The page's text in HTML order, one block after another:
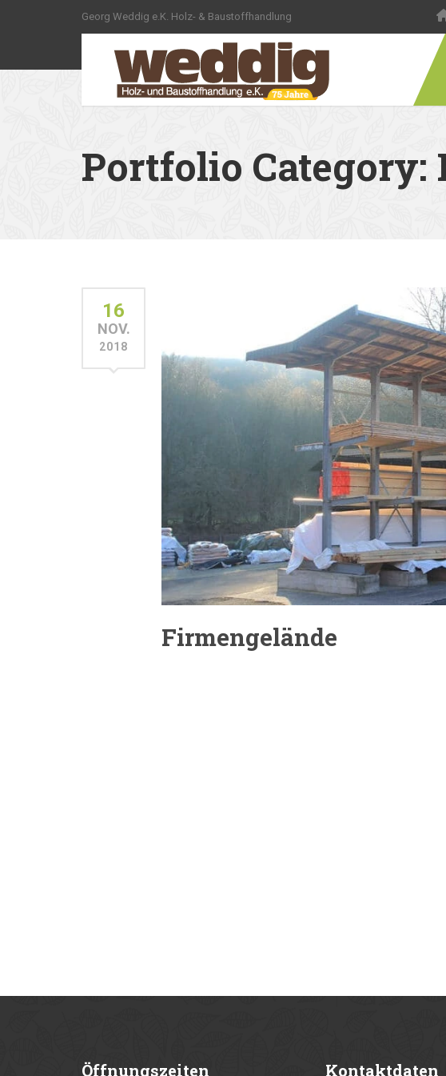
Georg Weddig e.K. Holz- & Baustoffhandlung
Portfolio Category:
16
NOV.
2018
Firmengelände
Öffnungszeiten Kontaktdaten